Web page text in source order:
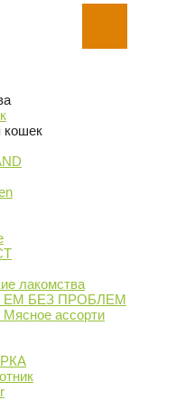
кошек
лакомства
ЕМ БЕЗ ПРОБЛЕМ
Мясное ассорти